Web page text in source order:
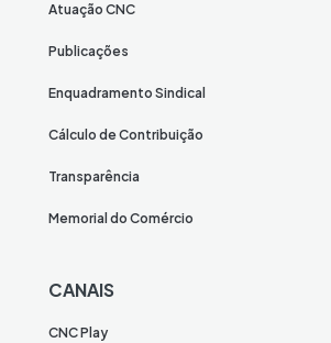
Atuação CNC
Publicações
Enquadramento Sindical
Cálculo de Contribuição
Transparência
Memorial do Comércio
CANAIS
CNC Play